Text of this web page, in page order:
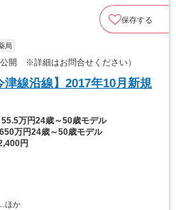
保存する
局
開 ※詳細はお問合せください）
津線沿線】2017年10月新規
55.5万円24歳～50歳モデル
万円24歳～50歳モデル
円
ほか